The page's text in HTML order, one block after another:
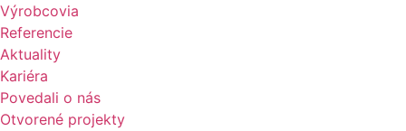
Výrobcovia
Referencie
Aktuality
Kariéra
Povedali o nás
Otvorené projekty